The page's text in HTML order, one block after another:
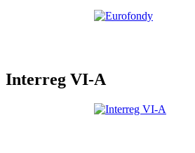
Interreg VI-A